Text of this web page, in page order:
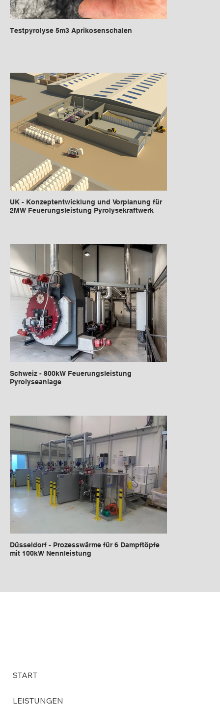
Testpyrolyse 5m3 Aprikosenschalen
UK - Konzeptentwicklung und Vorplanung für
2MW Feuerungsleistung Pyrolysekraftwerk
Schweiz - 800kW Feuerungsleistung
Pyrolyseanlage
Düsseldorf - Prozesswärme für 6 Dampftöpfe
mit 100kW Nennleistung
START
LEISTUNGEN